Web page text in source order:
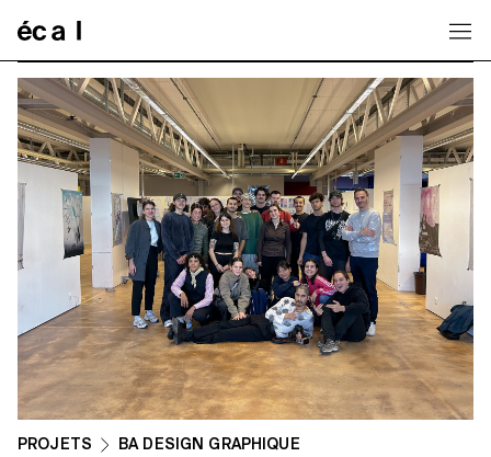
PROJETS BA DESIGN GRAPHIQUE